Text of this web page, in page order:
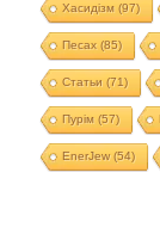
Хасидізм (97)
Песах(85)
Статьи (71)
Пурім (57)
EnerJew(54)